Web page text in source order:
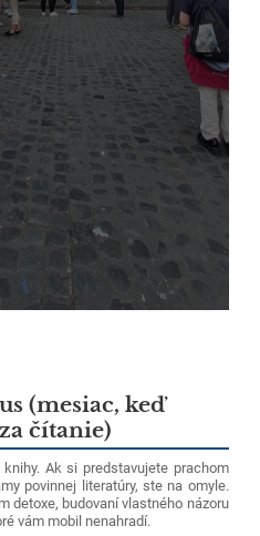
(mesiac, keď
čítanie)
Ak si predstavujete prachom
povinnej literatúry, ste na omyle.
detoxe, budovaní vlastného názoru
vám mobil nenahradí.